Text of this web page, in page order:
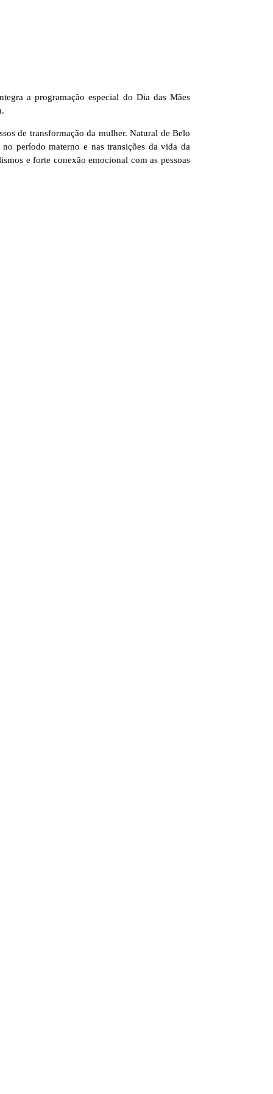
a programação especial do Dia das Mães
de transformação da mulher. Natural de Belo
período materno e nas transições da vida da
e forte conexão emocional com as pessoas